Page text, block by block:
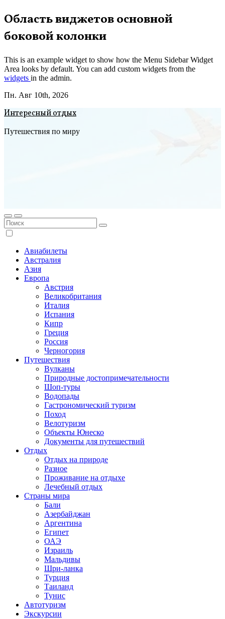
Перейти
к
содержимому
Область виджетов основной
боковой колонки
This is an example widget to show how the Menu Sidebar Widget
Area looks by default. You can add custom widgets from the
widgets in the admin.
Пн. Авг 10th, 2026
Интересный отдых
Путешествия по миру
Авиабилеты
Австралия
Азия
Европа
Австрия
Великобритания
Италия
Испания
Кипр
Греция
Россия
Черногория
Путешествия
Вулканы
Природные достопримечательности
Шоп-туры
Водопады
Гастрономический туризм
Поход
Велотуризм
Объекты Юнеско
Документы для путешествий
Отдых
Отдых на природе
Разное
Проживание на отдыхе
Лечебный отдых
Страны мира
Бали
Азербайджан
Аргентина
Египет
ОАЭ
Израиль
Мальдивы
Шри-ланка
Турция
Таиланд
Тунис
Автотуризм
Экскурсии